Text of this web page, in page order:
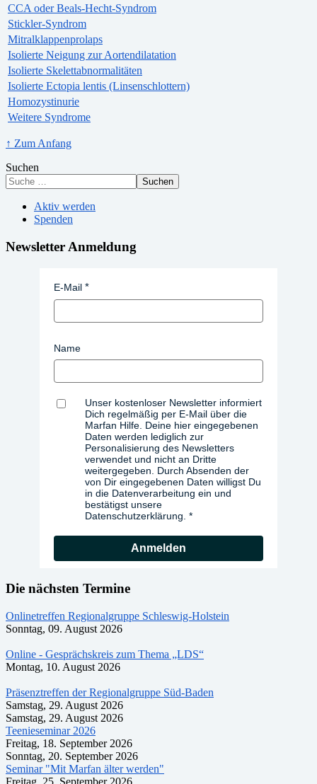
CCA oder Beals-Hecht-Syndrom
Stickler-Syndrom
Mitralklappenprolaps
Isolierte Neigung zur Aortendilatation
Isolierte Skelettabnormalitäten
Isolierte Ectopia lentis (Linsenschlottern)
Homozystinurie
Weitere Syndrome
↑ Zum Anfang
Suchen
Suchen
Aktiv werden
Spenden
Newsletter Anmeldung
E-Mail
Name
Unser kostenloser Newsletter informiert
Dich regelmäßig per E-Mail über die
Marfan Hilfe. Deine hier eingegebenen
Daten werden lediglich zur
Personalisierung des Newsletters
verwendet und nicht an Dritte
weitergegeben. Durch Absenden der
von Dir eingegebenen Daten willigst Du
in die Datenverarbeitung ein und
bestätigst unsere
Datenschutzerklärung.
Anmelden
Die nächsten Termine
Onlinetreffen Regionalgruppe Schleswig-Holstein
Sonntag, 09. August 2026
Online - Gesprächskreis zum Thema „LDS“
Montag, 10. August 2026
Präsenztreffen der Regionalgruppe Süd-Baden
Samstag, 29. August 2026
Samstag, 29. August 2026
Teenieseminar 2026
Freitag, 18. September 2026
Sonntag, 20. September 2026
Seminar "Mit Marfan älter werden"